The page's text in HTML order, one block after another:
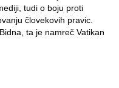
tudi o boju proti
človekovih pravic.
ta je namreč Vatikan